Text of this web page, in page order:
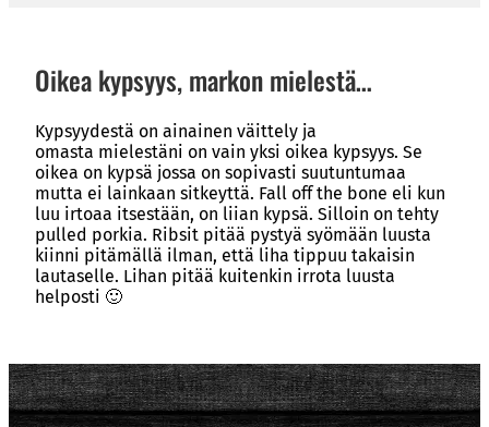
Oikea kypsyys, markon mielestä…
Kypsyydestä on ainainen väittely ja
omasta mielestäni on vain yksi oikea kypsyys. Se
oikea on kypsä jossa on sopivasti suutuntumaa
mutta ei lainkaan sitkeyttä. Fall off the bone eli kun
luu irtoaa itsestään, on liian kypsä. Silloin on tehty
pulled porkia. Ribsit pitää pystyä syömään luusta
kiinni pitämällä ilman, että liha tippuu takaisin
lautaselle. Lihan pitää kuitenkin irrota luusta
helposti 🙂